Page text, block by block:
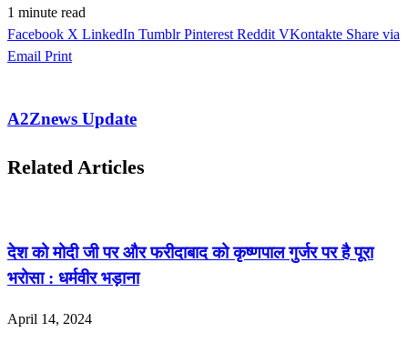
1 minute read
Facebook X LinkedIn Tumblr Pinterest Reddit VKontakte Share via
Email Print
A2Znews Update
Related Articles
देश को मोदी जी पर और फरीदाबाद को कृष्णपाल गुर्जर पर है पूरा
भरोसा : धर्मवीर भड़ाना
April 14, 2024